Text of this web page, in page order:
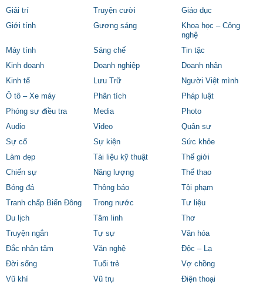
Giải trí
Truyện cười
Giáo dục
Giới tính
Gương sáng
Khoa học – Công
nghệ
Máy tính
Sáng chế
Tin tặc
Kinh doanh
Doanh nghiệp
Doanh nhân
Kinh tế
Lưu Trữ
Người Việt mình
Ô tô – Xe máy
Phân tích
Pháp luật
Phóng sự điều tra
Media
Photo
Audio
Video
Quân sự
Sự cố
Sự kiện
Sức khỏe
Làm đẹp
Tài liệu kỹ thuật
Thế giới
Chiến sự
Năng lượng
Thể thao
Bóng đá
Thông báo
Tội phạm
Tranh chấp Biển Đông
Trong nước
Tư liệu
Du lịch
Tâm linh
Thơ
Truyện ngắn
Tự sự
Văn hóa
Đắc nhân tâm
Văn nghệ
Độc – Lạ
Đời sống
Tuổi trẻ
Vợ chồng
Vũ khí
Vũ trụ Điện thoại